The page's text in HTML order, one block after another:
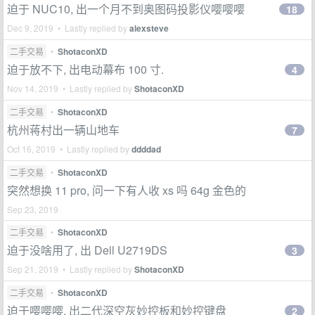
迫于 NUC10, 出一个月不到奥图码投影仪嘤嘤嘤
Dec 9, 2019 • Lastly replied byalexsteve
18
二手交易 • ShotaconXD
迫于放不下, 出电动幕布 100 寸.
Nov 14, 2019 • Lastly replied byShotaconXD
4
二手交易 • ShotaconXD
杭州蒋村出一辆山地车
Oct 16, 2019 • Lastly replied byddddad
7
二手交易 • ShotaconXD
突然想换 11 pro, 问一下有人收 xs 吗 64g 金色的
Sep 23, 2019
二手交易
• ShotaconXD
迫于没啥用了, 出 Dell U2719DS
Sep 21, 2019 • Lastly replied byShotaconXD
3
二手交易 • ShotaconXD
迫于嘤嘤嘤, 出二代深空灰妙控板和妙控键盘 2